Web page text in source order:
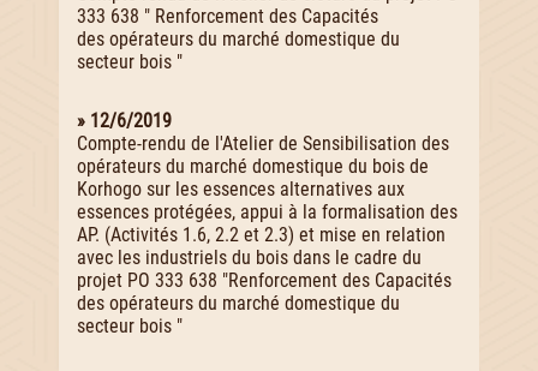
333 638 " Renforcement des Capacités
des opérateurs du marché domestique du
secteur bois "
» 12/6/2019
Compte-rendu de l'Atelier de Sensibilisation des
opérateurs du marché domestique du bois de
Korhogo sur les essences alternatives aux
essences protégées, appui à la formalisation des
AP. (Activités 1.6, 2.2 et 2.3) et mise en relation
avec les industriels du bois dans le cadre du
projet PO 333 638 "Renforcement des Capacités
des opérateurs du marché domestique du
secteur bois "